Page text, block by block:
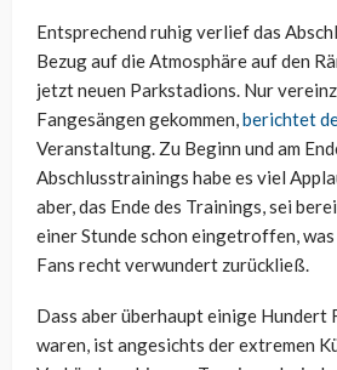
Entsprechend ruhig verlief das
Bezug auf die Atmosphäre auf den
jetzt neuen Parkstadions. Nur
Fangesängen gekommen,berichtet
Veranstaltung. Zu Beginn und am
Abschlusstrainings habe es viel
aber, das Ende des Trainings, sei
einer Stunde schon eingetroffen,
Fans recht verwundert zurückließ.
Dass aber überhaupt einige Hundert
waren, ist angesichts der extremen